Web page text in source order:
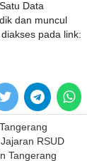
Data
dan muncul
pada link:
RSUD
Tangerang